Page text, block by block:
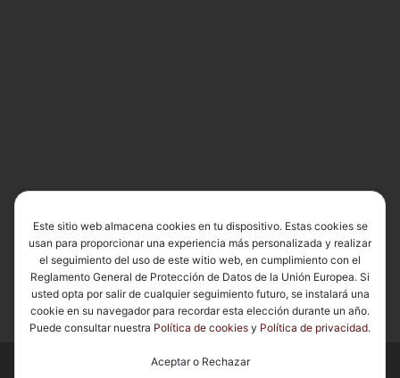
Basílica de Nuestra Señora del Carmen Coronada
Este sitio web almacena cookies en tu dispositivo. Estas cookies se
usan para proporcionar una experiencia más personalizada y realizar
el seguimiento del uso de este witio web, en cumplimiento con el
Reglamento General de Protección de Datos de la Unión Europea. Si
usted opta por salir de cualquier seguimiento futuro, se instalará una
cookie en su navegador para recordar esta elección durante un año.
Puede consultar nuestra Política de cookies y Política de privacidad.
Aceptar o Rechazar